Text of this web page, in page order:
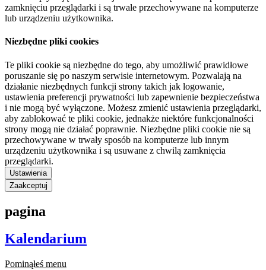
zamknięciu przeglądarki i są trwale przechowywane na komputerze
lub urządzeniu użytkownika.
Niezbędne pliki cookies
Te pliki cookie są niezbędne do tego, aby umożliwić prawidłowe
poruszanie się po naszym serwisie internetowym. Pozwalają na
działanie niezbędnych funkcji strony takich jak logowanie,
ustawienia preferencji prywatności lub zapewnienie bezpieczeństwa
i nie mogą być wyłączone. Możesz zmienić ustawienia przeglądarki,
aby zablokować te pliki cookie, jednakże niektóre funkcjonalności
strony mogą nie działać poprawnie. Niezbędne pliki cookie nie są
przechowywane w trwały sposób na komputerze lub innym
urządzeniu użytkownika i są usuwane z chwilą zamknięcia
przeglądarki.
Ustawienia
Zaakceptuj
pagina
Kalendarium
Pominąłeś menu